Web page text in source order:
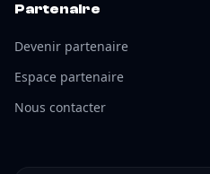
Partenaire
Devenir partenaire
Espace partenaire
Nous contacter